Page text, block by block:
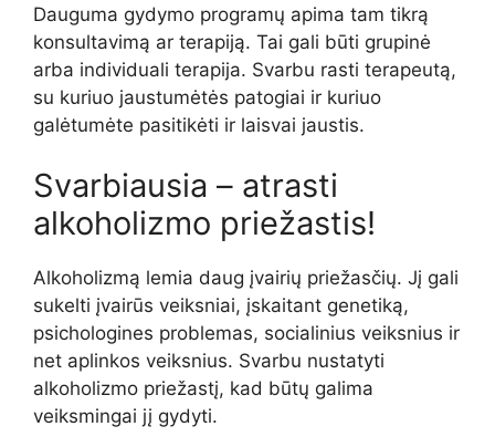
Dauguma gydymo programų apima tam tikrą
konsultavimą ar terapiją. Tai gali būti grupinė
arba individuali terapija. Svarbu rasti terapeutą,
su kuriuo jaustumėtės patogiai ir kuriuo
galėtumėte pasitikėti ir laisvai jaustis.
Svarbiausia – atrasti
alkoholizmo priežastis!
Alkoholizmą lemia daug įvairių priežasčių. Jį gali
sukelti įvairūs veiksniai, įskaitant genetiką,
psichologines problemas, socialinius veiksnius ir
net aplinkos veiksnius. Svarbu nustatyti
alkoholizmo priežastį, kad būtų galima
veiksmingai jį gydyti.